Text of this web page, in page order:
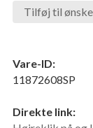
Tilføj til
Vare-ID:
11872608SP
Direkte link: